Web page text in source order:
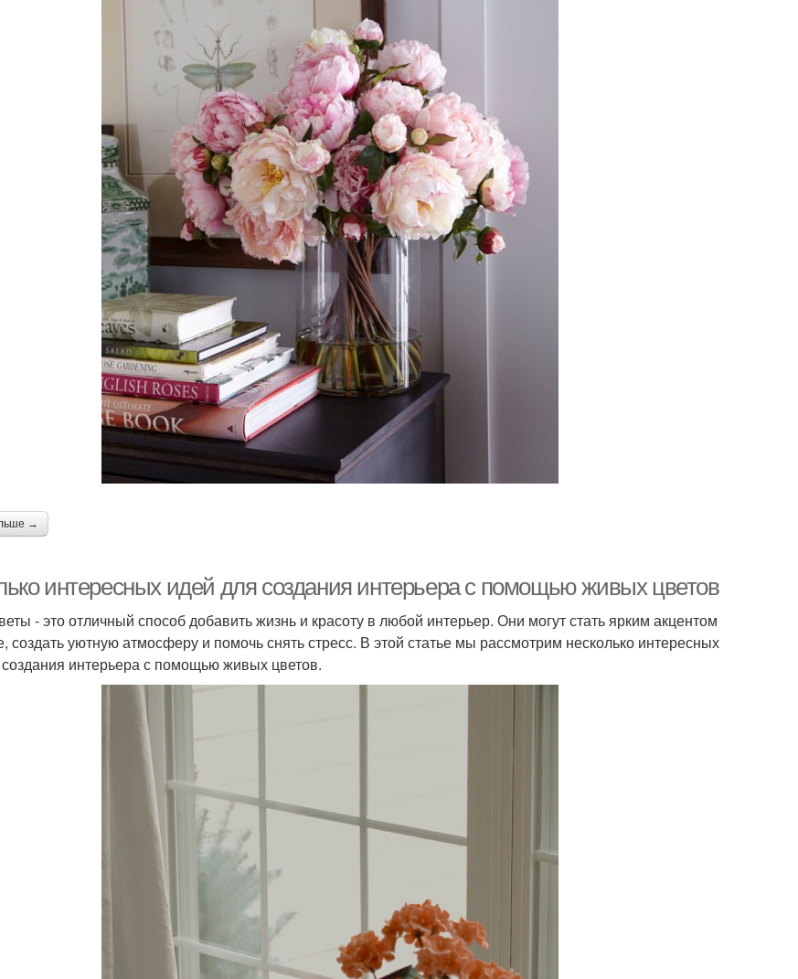
→
интересных идей для создания интерьера с помощью живых цветов
- это отличный способ добавить жизнь и красоту в любой интерьер. Они могут стать ярким акцентом
создать уютную атмосферу и помочь снять стресс. В этой статье мы рассмотрим несколько интересных
интерьера с помощью живых цветов.